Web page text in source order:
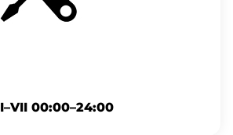
I–VII 00:00–24:00